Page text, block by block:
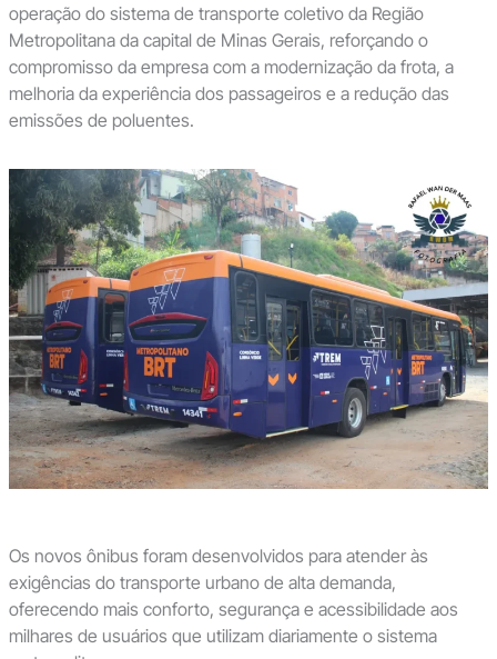
operação do sistema de transporte coletivo da Região
Metropolitana da capital de Minas Gerais, reforçando o
compromisso da empresa com a modernização da frota, a
melhoria da experiência dos passageiros e a redução das
emissões de poluentes.
Os novos ônibus foram desenvolvidos para atender às
exigências do transporte urbano de alta demanda,
oferecendo mais conforto, segurança e acessibilidade aos
milhares de usuários que utilizam diariamente o sistema